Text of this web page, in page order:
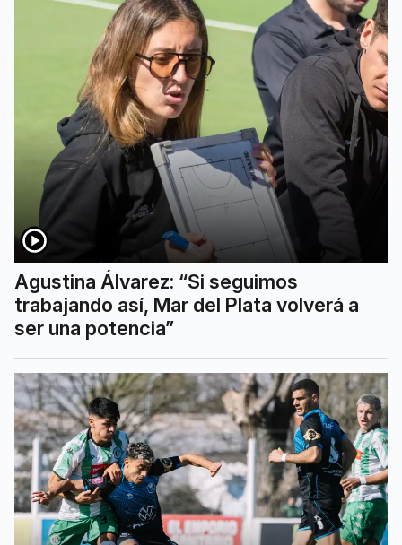
Agustina Álvarez: “Si seguimos
trabajando así, Mar del Plata volverá a
ser una potencia”